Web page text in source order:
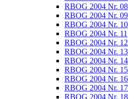
RBOG 2004 Nr. 08
RBOG 2004 Nr. 09
RBOG 2004 Nr. 10
RBOG 2004 Nr. 11
RBOG 2004 Nr. 12
RBOG 2004 Nr. 13
RBOG 2004 Nr. 14
RBOG 2004 Nr. 15
RBOG 2004 Nr. 16
RBOG 2004 Nr. 17
RBOG 2004 Nr. 18